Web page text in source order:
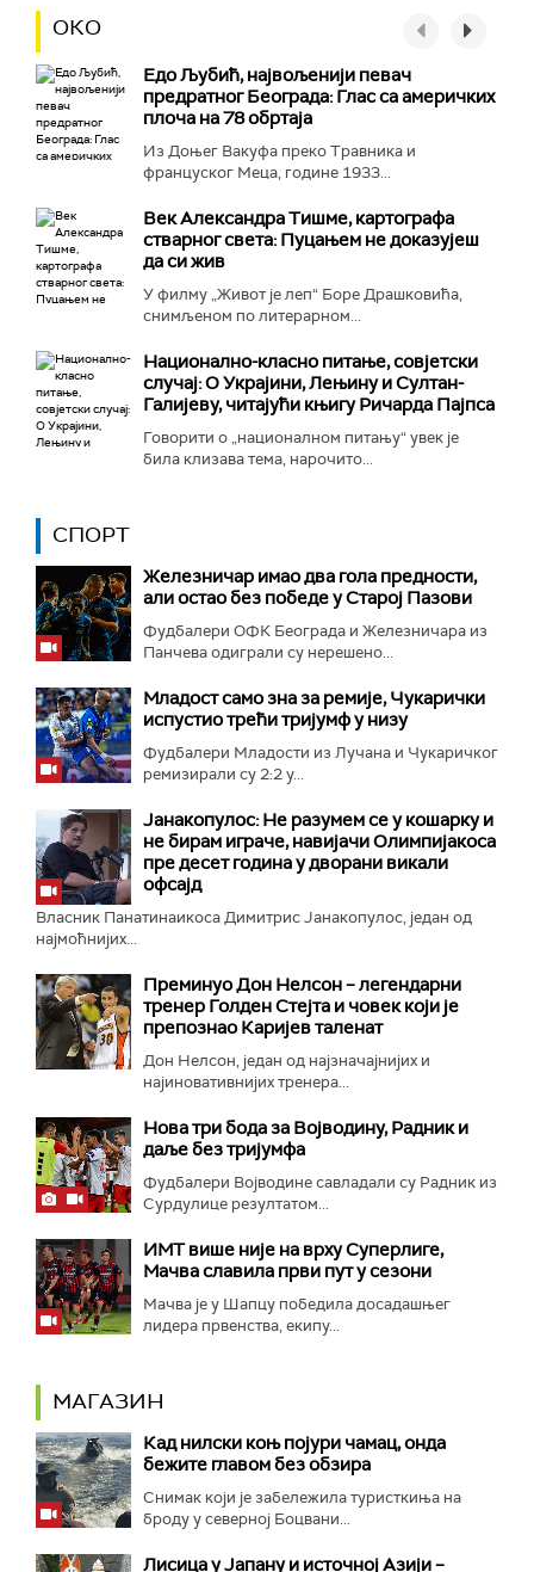
ОКО
Едо Љубић, највољенији певач
предратног Београда: Глас са америчких
плоча на 78 обртаја
Из Доњег Вакуфа преко Травника и
француског Меца, године 1933...
Век Александра Тишме, картографа
стварног света: Пуцањем не доказујеш
да си жив
У филму „Живот је леп“ Боре Драшковића,
снимљеном по литерарном...
Национално-класнo питање, совјетски
случај: О Украјини, Лењину и Султан-
Галијеву, читајући књигу Ричарда Пајпса
Говорити о „националном питању“ увек је
била клизава тема, нарочито...
СПОРТ
Железничар имао два гола предности,
али остао без победе у Старој Пазови
Фудбалери ОФК Београда и Железничара из
Панчева одиграли су нерешено...
Младост само зна за ремије, Чукарички
испустио трећи тријумф у низу
Фудбалери Младости из Лучана и Чукаричког
ремизирали су 2:2 у...
Јанакопулос: Не разумем се у кошарку и
не бирам играче, навијачи Олимпијакоса
пре десет година у дворани викали
офсајд
Власник Панатинаикоса Димитрис Јанакопулос, један од
најмоћнијих...
Преминуо Дон Нелсон – легендарни
тренер Голден Стејта и човек који је
препознао Каријев таленат
Дон Нелсон, један од најзначајнијих и
најиновативнијих тренера...
Нова три бода за Војводину, Радник и
даље без тријумфа
Фудбалери Војводине савладали су Радник из
Сурдулице резултатом...
ИМТ више није на врху Суперлиге,
Мачва славила први пут у сезони
Мачва је у Шапцу победила досадашњег
лидера првенства, екипу...
МАГАЗИН
Кад нилски коњ појури чамац, онда
бежите главом без обзира
Снимак који је забележила туристкиња на
броду у северној Боцвани...
Лисица у Јапану и источној Азији –